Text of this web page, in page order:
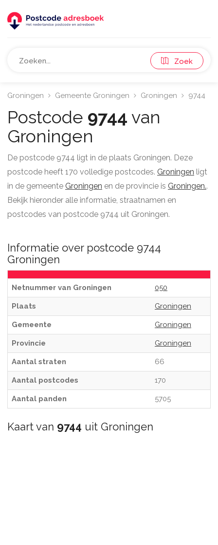
Zoek
Groningen Gemeente Groningen Groningen 9744
Postcode 9744 van
Groningen
De postcode 9744 ligt in de plaats Groningen. Deze
postcode heeft 170 volledige postcodes. Groningen ligt
in de gemeente Groningen en de provincie is Groningen..
Bekijk hieronder alle informatie, straatnamen en
postcodes van postcode 9744 uit Groningen.
Informatie over postcode 9744
Groningen
Netnummer van Groningen 050
Plaats Groningen
Gemeente Groningen
Provincie Groningen
Aantal straten 66
Aantal postcodes 170
Aantal panden 5705
Kaart van 9744 uit Groningen